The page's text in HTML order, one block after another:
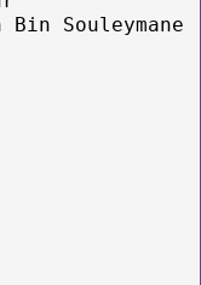
Souleymane